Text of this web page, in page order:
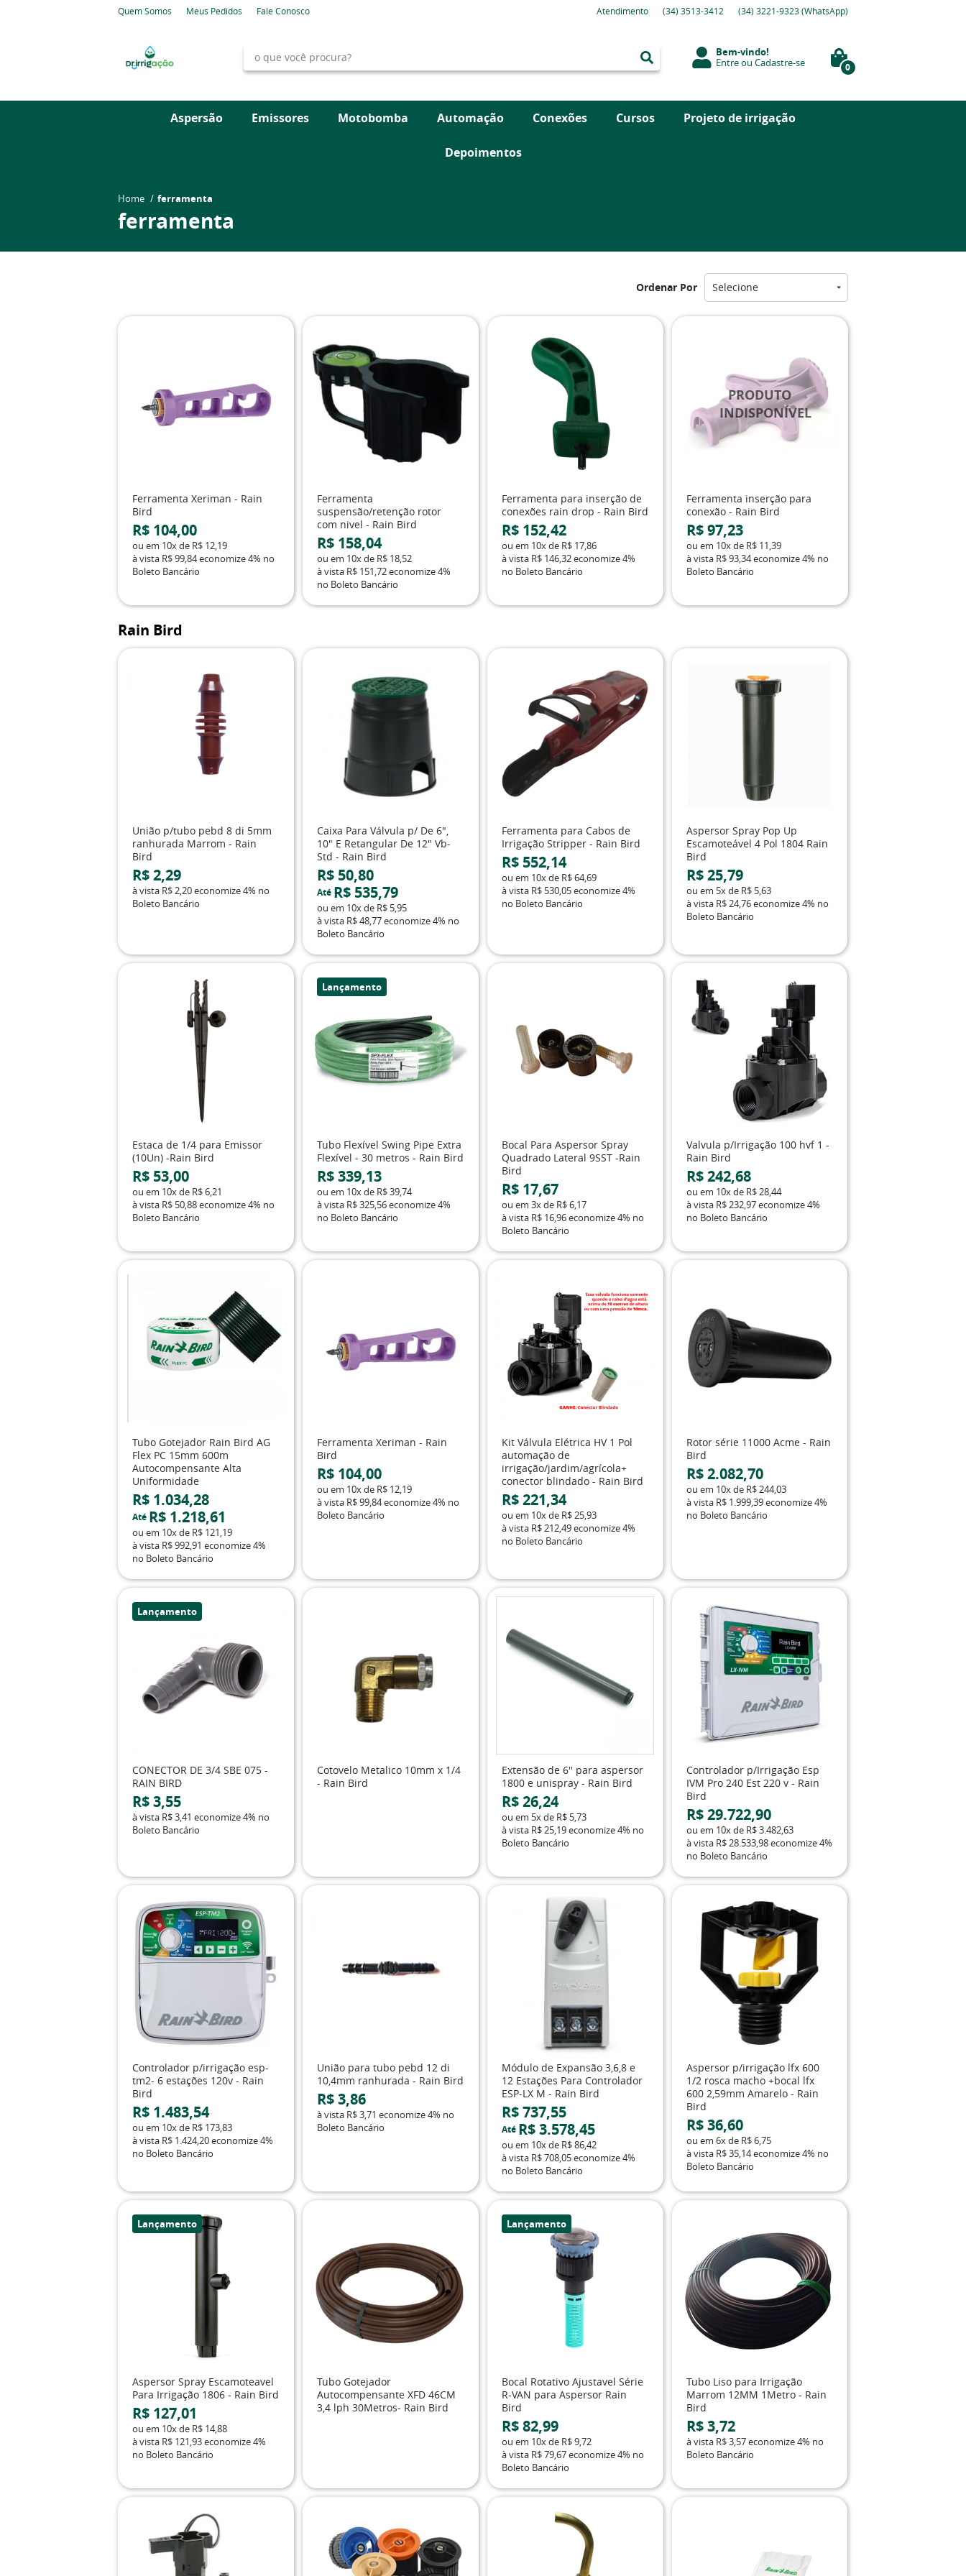
Quem Somos Meus Pedidos Fale Conosco Atendimento (34) 3513-3412 (34) 3221-9323(WhatsApp)
Bem-vindo!
EntreouCadastre-se 0
Aspersão Emissores Motobomba Automação Conexões Cursos Projeto de irrigação
Depoimentos
Home ferramenta
ferramenta
Ordenar Por Selecione
Ferramenta Xeriman - Rain
Bird
R$ 104,00
ou em 10xde R$ 12,19
à vista R$ 99,84economize4% no
Boleto Bancário
Ferramenta
suspensão/retenção rotor
com nivel - Rain Bird
R$ 158,04
ou em 10xde R$ 18,52
à vista R$ 151,72economize4%
no Boleto Bancário
Ferramenta para inserção de
conexões rain drop - Rain Bird
R$ 152,42
ou em 10xde R$ 17,86
à vista R$ 146,32economize4%
no Boleto Bancário
Ferramenta inserção para
conexão - Rain Bird
R$ 97,23
ou em 10xde R$ 11,39
à vista R$ 93,34economize4% no
Boleto Bancário
Rain Bird
União p/tubo pebd 8 di 5mm
ranhurada Marrom - Rain
Bird
R$ 2,29
à vista R$ 2,20economize4% no
Boleto Bancário
Caixa Para Válvula p/ De 6",
10" E Retangular De 12" Vb-
Std - Rain Bird
R$ 50,80
Até R$ 535,79
ou em 10xde R$ 5,95
à vista R$ 48,77economize4% no
Boleto Bancário
Ferramenta para Cabos de
Irrigação Stripper - Rain Bird
R$ 552,14
ou em 10xde R$ 64,69
à vista R$ 530,05economize4%
no Boleto Bancário
Aspersor Spray Pop Up
Escamoteável 4 Pol 1804 Rain
Bird
R$ 25,79
ou em 5xde R$ 5,63
à vista R$ 24,76economize4% no
Boleto Bancário
Estaca de 1/4 para Emissor
(10Un) -Rain Bird
R$ 53,00
ou em 10xde R$ 6,21
à vista R$ 50,88economize4% no
Boleto Bancário
Lançamento
Tubo Flexível Swing Pipe Extra
Flexível - 30 metros - Rain Bird
R$ 339,13
ou em 10xde R$ 39,74
à vista R$ 325,56economize4%
no Boleto Bancário
Bocal Para Aspersor Spray
Quadrado Lateral 9SST -Rain
Bird
R$ 17,67
ou em 3xde R$ 6,17
à vista R$ 16,96economize4% no
Boleto Bancário
Valvula p/Irrigação 100 hvf 1 -
Rain Bird
R$ 242,68
ou em 10xde R$ 28,44
à vista R$ 232,97economize4%
no Boleto Bancário
Tubo Gotejador Rain Bird AG
Flex PC 15mm 600m
Autocompensante Alta
Uniformidade
R$ 1.034,28
Até R$ 1.218,61
ou em 10xde R$ 121,19
à vista R$ 992,91 economize4%
no Boleto Bancário
Ferramenta Xeriman - Rain
Bird
R$ 104,00
ou em 10xde R$ 12,19
à vista R$ 99,84economize4% no
Boleto Bancário
Kit Válvula Elétrica HV 1 Pol
automação de
irrigação/jardim/agrícola+
conector blindado - Rain Bird
R$ 221,34
ou em 10xde R$ 25,93
à vista R$ 212,49economize4%
no Boleto Bancário
Rotor série 11000 Acme - Rain
Bird
R$ 2.082,70
ou em 10xde R$ 244,03
à vista R$ 1.999,39economize4%
no Boleto Bancário
Lançamento
CONECTOR DE 3/4 SBE 075 -
RAIN BIRD
R$ 3,55
à vista R$ 3,41 economize4% no
Boleto Bancário
Cotovelo Metalico 10mm x 1/4
- Rain Bird
Extensão de 6'' para aspersor
1800 e unispray - Rain Bird
R$ 26,24
ou em 5xde R$ 5,73
à vista R$ 25,19economize4% no
Boleto Bancário
Controlador p/Irrigação Esp
IVM Pro 240 Est 220 v - Rain
Bird
R$ 29.722,90
ou em 10xde R$ 3.482,63
à vista R$ 28.533,98economize4%
no Boleto Bancário
Controlador p/irrigação esp-
tm2- 6 estações 120v - Rain
Bird
R$ 1.483,54
ou em 10xde R$ 173,83
à vista R$ 1.424,20economize4%
no Boleto Bancário
União para tubo pebd 12 di
10,4mm ranhurada - Rain Bird
R$ 3,86
à vista R$ 3,71 economize4% no
Boleto Bancário
Módulo de Expansão 3,6,8 e
12 Estações Para Controlador
ESP-LX M - Rain Bird
R$ 737,55
Até R$ 3.578,45
ou em 10xde R$ 86,42
à vista R$ 708,05economize4%
no Boleto Bancário
Aspersor p/irrigação lfx 600
1/2 rosca macho +bocal lfx
600 2,59mm Amarelo - Rain
Bird
R$ 36,60
ou em 6xde R$ 6,75
à vista R$ 35,14economize4% no
Boleto Bancário
Lançamento
Aspersor Spray Escamoteavel
Para Irrigação 1806 - Rain Bird
R$ 127,01
ou em 10xde R$ 14,88
à vista R$ 121,93economize4%
no Boleto Bancário
Tubo Gotejador
Autocompensante XFD 46CM
3,4 lph 30Metros- Rain Bird
Lançamento
Bocal Rotativo Ajustavel Série
R-VAN para Aspersor Rain
Bird
R$ 82,99
ou em 10xde R$ 9,72
à vista R$ 79,67economize4% no
Boleto Bancário
Tubo Liso para Irrigação
Marrom 12MM 1Metro - Rain
Bird
R$ 3,72
à vista R$ 3,57economize4% no
Boleto Bancário